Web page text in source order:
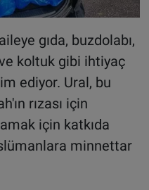
gıda, buzdolabı,
koltuk gibi ihtiyaç
ediyor. Ural, bu
rızası için
için katkıda
minnettar